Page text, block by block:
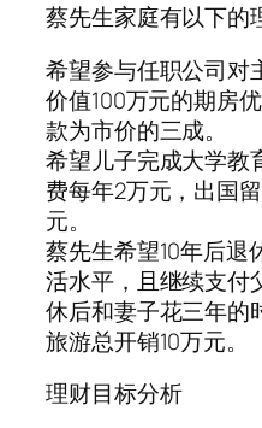
蔡先生家庭有以下的
希望参与任职公司对
价值100万元的期房
款为市价的三成。
希望儿子完成大学教
费每年2万元，出国
元。
蔡先生希望10年后退
活水平，且继续支付
休后和妻子花三年的
旅游总开销10万元。
理财目标分析